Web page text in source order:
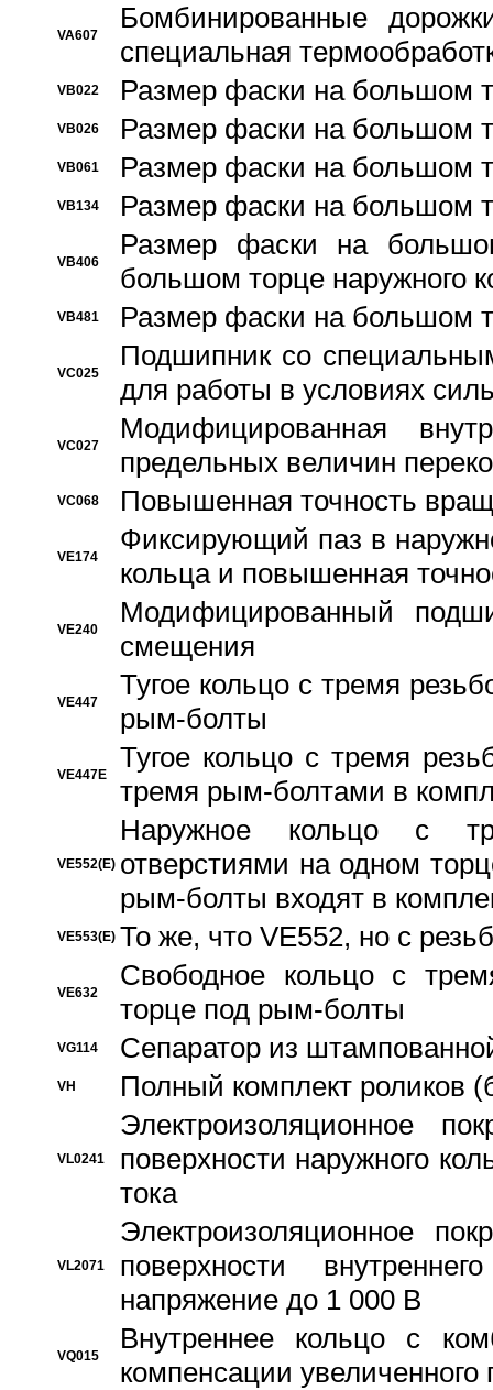
VA607
Бомбинированные
специальная
VB022 Размер фаски на большом
VB026 Размер фаски на большом
VB061 Размер фаски на большом
VB134 Размер фаски на большом
VB406
Размер фаски на
большом торце наружного
VB481 Размер фаски на большом
VC025
Подшипник со
для работы в условиях
VC027
Модифицированная
предельных величин
VC068 Повышенная точность
VE174
Фиксирующий паз в
кольца и повышенная
VE240
Модифицированный
смещения
VE447
Тугое кольцо с тремя
рым-болты
VE447E
Тугое кольцо с тремя
тремя рым-болтами в
VE552(E)
Наружное кольцо с
отверстиями на одном
рым-болты входят в
VE553(E) То же, что VE552, но с
VE632
Свободное кольцо с
торце под рым-болты
VG114 Сепаратор из
VH Полный комплект роликов
VL0241
Электроизоляционное
поверхности наружного
тока
VL2071
Электроизоляционное
поверхности
напряжение до 1 000 В
VQ015
Bнутреннее кольцо с
компенсации увеличенного